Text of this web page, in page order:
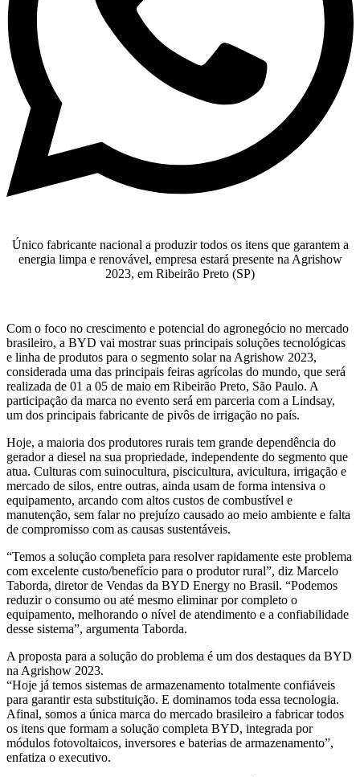
Único fabricante nacional a produzir todos os itens que garantem a
energia limpa e renovável, empresa estará presente na Agrishow
2023, em Ribeirão Preto (SP)
Com o foco no crescimento e potencial do agronegócio no mercado
brasileiro, a BYD vai mostrar suas principais soluções tecnológicas
e linha de produtos para o segmento solar na Agrishow 2023,
considerada uma das principais feiras agrícolas do mundo, que será
realizada de 01 a 05 de maio em Ribeirão Preto, São Paulo. A
participação da marca no evento será em parceria com a Lindsay,
um dos principais fabricante de pivôs de irrigação no país.
Hoje, a maioria dos produtores rurais tem grande dependência do
gerador a diesel na sua propriedade, independente do segmento que
atua. Culturas com suinocultura, piscicultura, avicultura, irrigação e
mercado de silos, entre outras, ainda usam de forma intensiva o
equipamento, arcando com altos custos de combustível e
manutenção, sem falar no prejuízo causado ao meio ambiente e falta
de compromisso com as causas sustentáveis.
“Temos a solução completa para resolver rapidamente este problema
com excelente custo/benefício para o produtor rural”, diz Marcelo
Taborda, diretor de Vendas da BYD Energy no Brasil. “Podemos
reduzir o consumo ou até mesmo eliminar por completo o
equipamento, melhorando o nível de atendimento e a confiabilidade
desse sistema”, argumenta Taborda.
A proposta para a solução do problema é um dos destaques da BYD
na Agrishow 2023.
“Hoje já temos sistemas de armazenamento totalmente confiáveis
para garantir esta substituição. E dominamos toda essa tecnologia.
Afinal, somos a única marca do mercado brasileiro a fabricar todos
os itens que formam a solução completa BYD, integrada por
módulos fotovoltaicos, inversores e baterias de armazenamento”,
enfatiza o executivo.